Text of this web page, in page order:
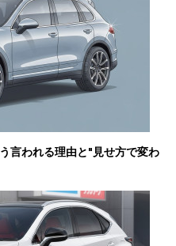
言われる理由と"見せ方で変わ